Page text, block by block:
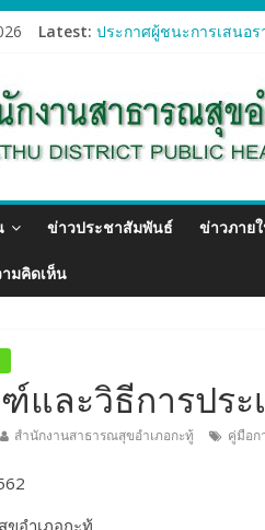
Latest: ประกาศผู้ชนะการเสนอร
ประกาศผู้ชนะการเสนอร
ประกาศผู้ชนะการเสนอร
ข่าวประชาสัมพันธ์ ข่าวภาย
มคิดเห็น
และวิธีการปร
สำนักงานสาธารณสุขอำเภอกะทู้ คู่มือก
ขอำเภอกะทู้